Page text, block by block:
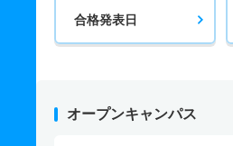
合格発表日
オープンキャンパス